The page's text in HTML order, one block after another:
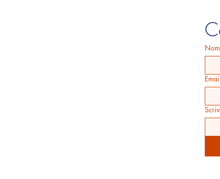
classe energetica A++ e
soluzione di climatizzazione
design elegante e moderno, sta